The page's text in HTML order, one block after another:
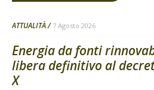
ATTUALITÀ 7 Agosto 2026
Energia da fonti
libera definitivo al
X